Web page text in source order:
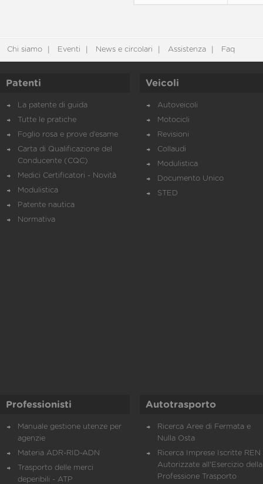
Chi siamo Eventi News e circolari Assistenza Faq
Patenti
La patente di guida
Tutte le pratiche
Foglio rosa e prove d’esame
Carta di Qualificazione del
Conducente (CQC)
Medici Certificatori - Novità
Modulistica
Patente nautica
Normativa
Veicoli
Autoveicoli
Motocicli
Revisioni
Collaudi
Modulistica
Documento Unico
STED
Professionisti
Manuale gestione utenze per
agenzie
Materia ADR-RID-ADN
Trasporto delle merci
deperibili - ATP
Autotrasporto
Ricerca Aree di Fermata e
Nulla Osta
Ricerca Imprese Iscritte REN
Autorizzate all'Esercizio della
Professione Trasporto